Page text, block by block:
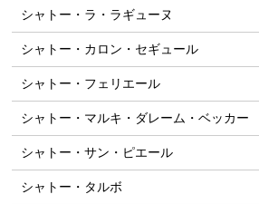
シャトー・ラ・ラギューヌ
シャトー・カロン・セギュール
シャトー・フェリエール
シャトー・マルキ・ダレーム・ベッカー
シャトー・サン・ピエール
シャトー・タルボ